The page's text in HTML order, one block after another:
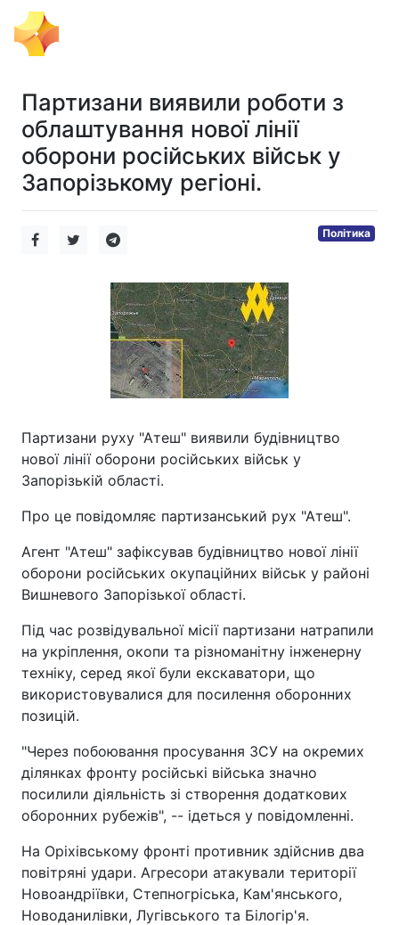
Партизани виявили роботи з
облаштування нової лінії
оборони російських військ у
Запорізькому регіоні.
Політика
Партизани руху "Атеш" виявили будівництво
нової лінії оборони російських військ у
Запорізькій області.
Про це повідомляє партизанський рух "Атеш".
Агент "Атеш" зафіксував будівництво нової лінії
оборони російських окупаційних військ у районі
Вишневого Запорізької області.
Під час розвідувальної місії партизани натрапили
на укріплення, окопи та різноманітну інженерну
техніку, серед якої були екскаватори, що
використовувалися для посилення оборонних
позицій.
"Через побоювання просування ЗСУ на окремих
ділянках фронту російські війська значно
посилили діяльність зі створення додаткових
оборонних рубежів", -- ідеться у повідомленні.
На Оріхівському фронті противник здійснив два
повітряні удари. Агресори атакували території
Новоандріївки, Степногріська, Кам'янського,
Новоданилівки, Лугівського та Білогір'я.